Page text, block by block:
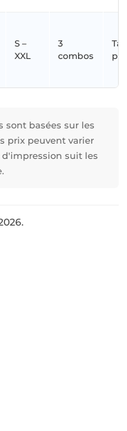
S –
XXL
3
combos
sont basées sur les
prix peuvent varier
suit les